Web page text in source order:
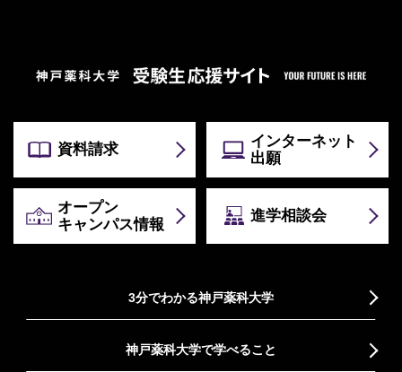
資料請求
インターネット
出願
オープン
キャンパス情報
進学相談会
3分でわかる神戸薬科大学
神戸薬科大学で学べること